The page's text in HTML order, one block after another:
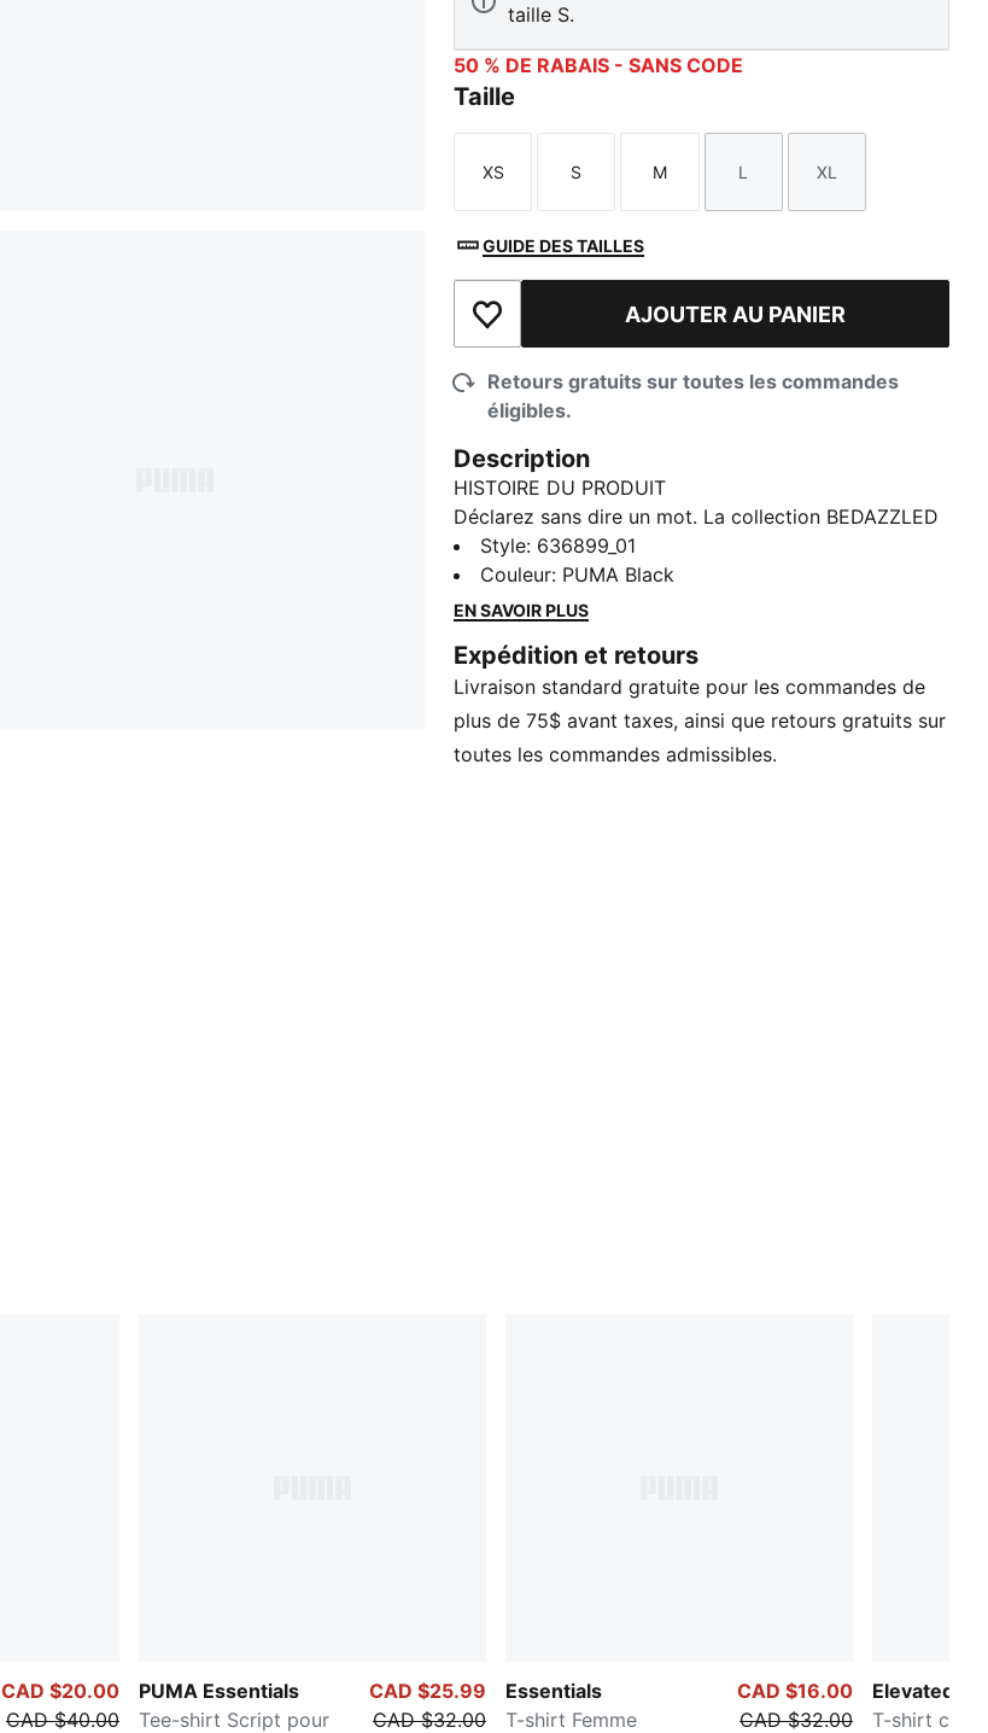
taille S.
50 % DE RABAIS - SANS CODE
Taille
Taille
XS
Taille
S
Taille
M
Taille
L
Taille
XL
GUIDE DES TAILLES
Ajouter à la liste de souhaits
AJOUTER AU PANIER
Retours gratuits sur toutes les commandes
éligibles.
Description
HISTOIRE DU PRODUIT
Déclarez sans dire un mot. La collection BEDAZZLED
affirme son style avec un design audacieux et une
attitude assumée. Que vous optiez pour une tenue
élégante ou décontractée, ces modèles apportent
CARACTÉRISTIQUES ET AVANTAGES
Fabriqué avec au moins 20 % de coton recyclé.
DÉTAILS
Coupe : Décontractée
Style: 636899_01
Couleur: PUMA Black
EN SAVOIR PLUS
Expédition et retours
Livraison standard gratuite pour les commandes de
plus de 75$ avant taxes, ainsi que retours gratuits sur
toutes les commandes admissibles.
CAD $20.00
CAD $40.00
PUMA Essentials
Tee-shirt Script pour
CAD $25.99
CAD $32.00
Essentials
T-shirt Femme
CAD $16.00
CAD $32.00
Elevated
T-shirt